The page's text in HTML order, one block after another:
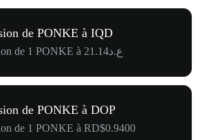
de PONKE à IQD
Conversion de 1 PONKE à ع.د21.14
de PONKE à DOP
de 1 PONKE à RD$0.9400